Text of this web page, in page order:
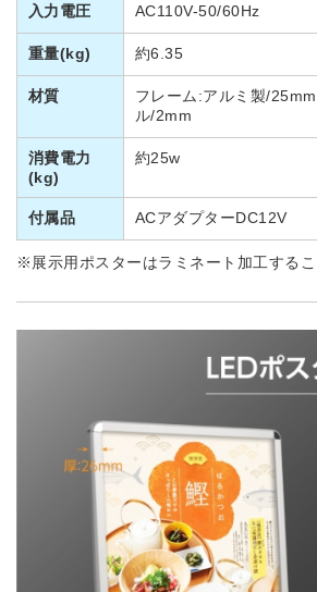
入力電圧 AC110V-50/60Hz
重量(kg) 約6.35
材質
フレーム:アルミ製/
ル/2mm
消費電力
(kg)
約25w
付属品 ACアダプターDC12V
※展示用ポスターはラミネート加工するこ